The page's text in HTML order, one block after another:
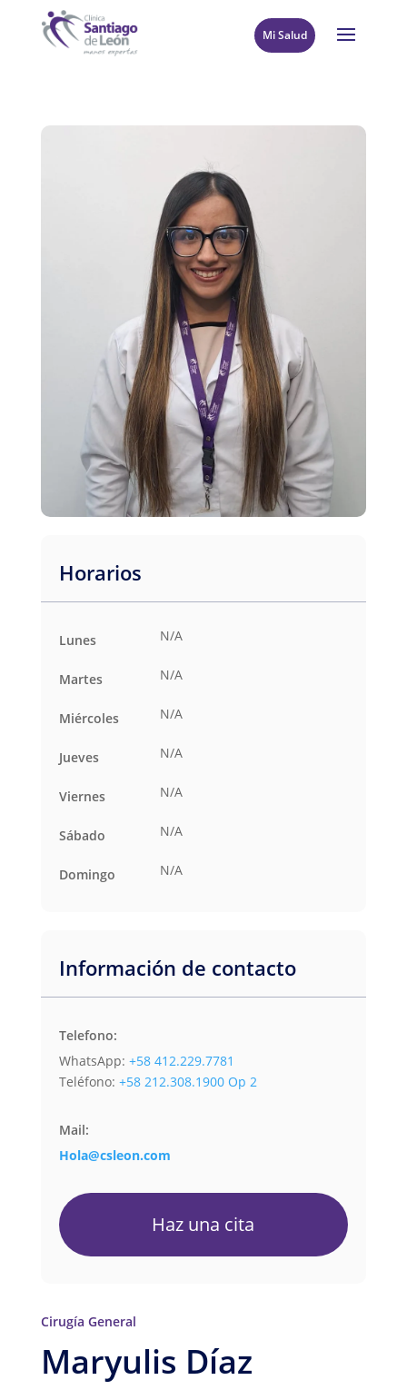
Mi Salud
Horarios
Lunes N/A
Martes N/A
Miércoles N/A
Jueves N/A
Viernes N/A
Sábado N/A
Domingo N/A
Información de contacto
Telefono:
WhatsApp: +58 412.229.7781
Teléfono: +58 212.308.1900 Op 2
Mail:
Hola@csleon.com
Haz una cita
Cirugía General
Maryulis Díaz